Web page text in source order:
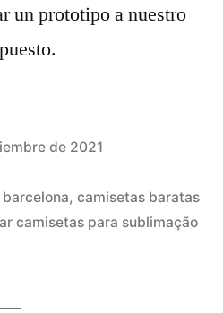
un prototipo a nuestro
de 2021
, camisetas baratas
camisetas para sublimação
Entrada